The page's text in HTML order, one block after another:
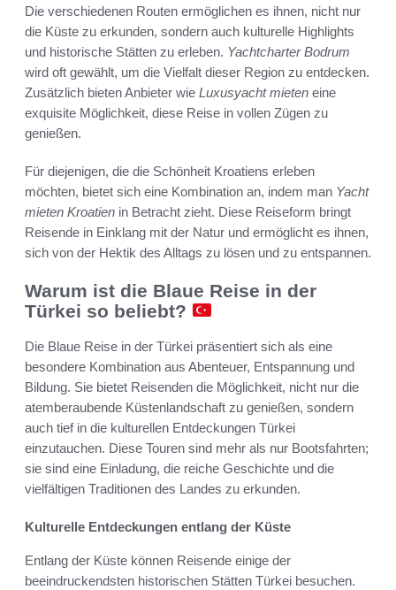
Die verschiedenen Routen ermöglichen es ihnen, nicht nur
die Küste zu erkunden, sondern auch kulturelle Highlights
und historische Stätten zu erleben. Yachtcharter Bodrum
wird oft gewählt, um die Vielfalt dieser Region zu entdecken.
Zusätzlich bieten Anbieter wie Luxusyacht mieten eine
exquisite Möglichkeit, diese Reise in vollen Zügen zu
genießen.
Für diejenigen, die die Schönheit Kroatiens erleben
möchten, bietet sich eine Kombination an, indem man Yacht
mieten Kroatien in Betracht zieht. Diese Reiseform bringt
Reisende in Einklang mit der Natur und ermöglicht es ihnen,
sich von der Hektik des Alltags zu lösen und zu entspannen.
Warum ist die Blaue Reise in der
Türkei so beliebt?
Die Blaue Reise in der Türkei präsentiert sich als eine
besondere Kombination aus Abenteuer, Entspannung und
Bildung. Sie bietet Reisenden die Möglichkeit, nicht nur die
atemberaubende Küstenlandschaft zu genießen, sondern
auch tief in die kulturellen Entdeckungen Türkei
einzutauchen. Diese Touren sind mehr als nur Bootsfahrten;
sie sind eine Einladung, die reiche Geschichte und die
vielfältigen Traditionen des Landes zu erkunden.
Kulturelle Entdeckungen entlang der Küste
Entlang der Küste können Reisende einige der
beeindruckendsten historischen Stätten Türkei besuchen.